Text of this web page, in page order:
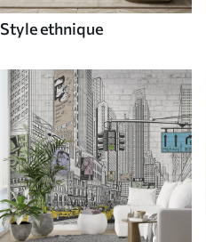
Style ethnique